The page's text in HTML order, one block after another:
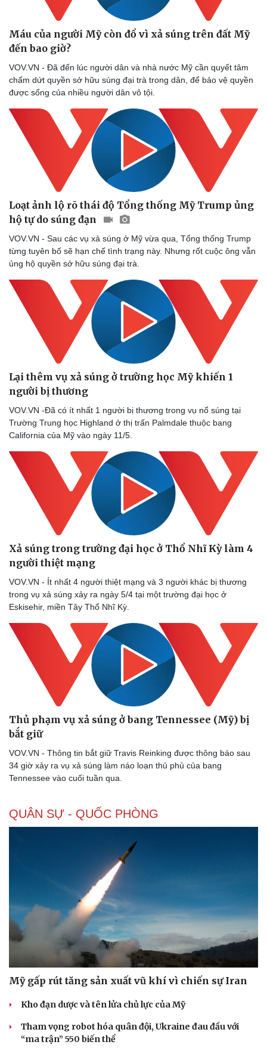
Thể thao
Bóng đá
Lịch thi đấu bóng đá
Thế giới thể thao
eSports
Hậu trường
Ô tô - Xe máy
Xe máy
Tư vấn
Máu của người Mỹ còn đổ vì xả súng trên đất Mỹ
đến bao giờ?
VOV.VN - Đã đến lúc người dân và nhà nước Mỹ cần quyết tâm
chấm dứt quyền sở hữu súng đại trà trong dân, để bảo vệ quyền
được sống của nhiều người dân vô tội.
Loạt ảnh lộ rõ thái độ Tổng thống Mỹ Trump ủng
hộ tự do súng đạn
VOV.VN - Sau các vụ xả súng ở Mỹ vừa qua, Tổng thống Trump
từng tuyên bố sẽ hạn chế tình trạng này. Nhưng rốt cuộc ông vẫn
ủng hộ quyền sở hữu súng đại trà.
Lại thêm vụ xả súng ở trường học Mỹ khiến 1
người bị thương ​
VOV.VN -Đã có ít nhất 1 người bị thương trong vụ nổ súng tại
Trường Trung học Highland ở thị trấn Palmdale thuộc bang
California của Mỹ vào ngày 11/5.
Xả súng trong trường đại học ở Thổ Nhĩ Kỳ làm 4
người thiệt mạng
VOV.VN - Ít nhất 4 người thiệt mạng và 3 người khác bị thương
trong vụ xả súng xảy ra ngày 5/4 tại một trường đại học ở
Eskisehir, miền Tây Thổ Nhĩ Kỳ.
Thủ phạm vụ xả súng ở bang Tennessee (Mỹ) bị
bắt giữ
VOV.VN - Thông tin bắt giữ Travis Reinking được thông báo sau
34 giờ xảy ra vụ xả súng làm náo loạn thủ phủ của bang
Tennessee vào cuối tuần qua.
QUÂN SỰ - QUỐC PHÒNG
Mỹ gấp rút tăng sản xuất vũ khí vì chiến sự Iran
Kho đạn dược và tên lửa chủ lực của Mỹ
Tham vọng robot hóa quân đội, Ukraine đau đầu với
“ma trận” 550 biến thể